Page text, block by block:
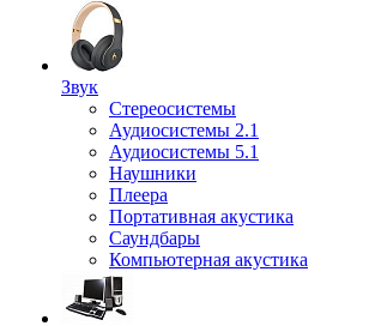
Звук
Стереосистемы
Аудиосистемы 2.1
Аудиосистемы 5.1
Наушники
Плеера
Портативная акустика
Саундбары
Компьютерная акустика